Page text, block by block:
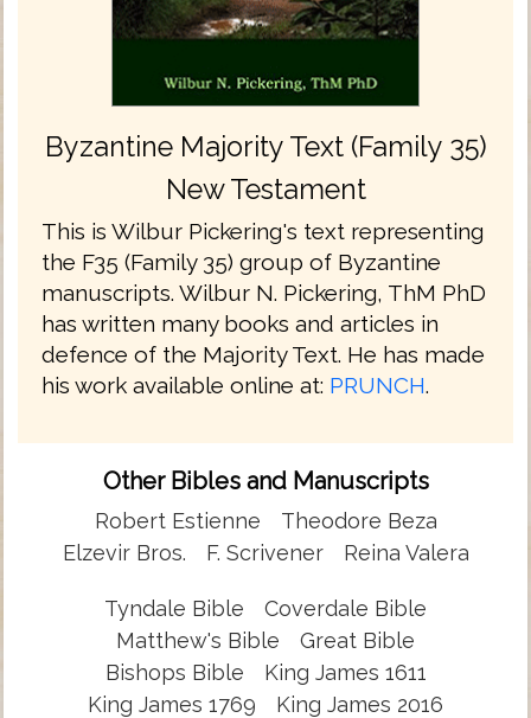
Byzantine Majority Text (Family 35)
New Testament
This is Wilbur Pickering's text representing
the F35 (Family 35) group of Byzantine
manuscripts. Wilbur N. Pickering, ThM PhD
has written many books and articles in
defence of the Majority Text. He has made
his work available online at: PRUNCH.
Other Bibles and Manuscripts
Robert Estienne
Theodore Beza
Elzevir Bros.
F. Scrivener Reina Valera
Tyndale Bible
Coverdale Bible
Matthew's Bible
Great Bible
Bishops Bible
King James 1611
King James 1769
King James 2016